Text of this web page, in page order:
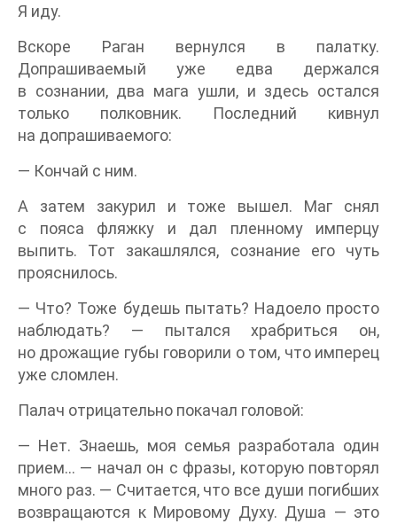
Я иду.
Вскоре Раган вернулся в палатку.
Допрашиваемый уже едва держался
в сознании, два мага ушли, и здесь остался
только полковник. Последний кивнул
на допрашиваемого:
— Кончай с ним.
А затем закурил и тоже вышел. Маг снял
с пояса фляжку и дал пленному имперцу
выпить. Тот закашлялся, сознание его чуть
прояснилось.
— Что? Тоже будешь пытать? Надоело просто
наблюдать? — пытался храбриться он,
но дрожащие губы говорили о том, что имперец
уже сломлен.
Палач отрицательно покачал головой:
— Нет. Знаешь, моя семья разработала один
прием… — начал он с фразы, которую повторял
много раз. — Считается, что все души погибших
возвращаются к Мировому Духу. Душа — это